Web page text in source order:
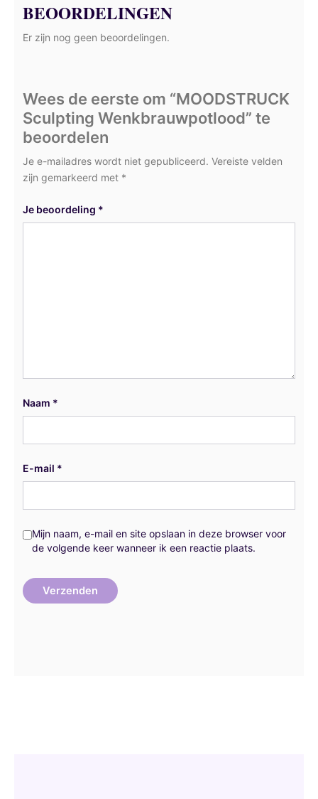
BEOORDELINGEN
Er zijn nog geen beoordelingen.
Wees de eerste om “MOODSTRUCK
Sculpting Wenkbrauwpotlood” te
beoordelen
Je e-mailadres wordt niet gepubliceerd. Vereiste velden
zijn gemarkeerd met *
Je beoordeling *
Naam *
E-mail *
Mijn naam, e-mail en site opslaan in deze browser voor
de volgende keer wanneer ik een reactie plaats.